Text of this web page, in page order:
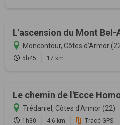
L'ascension du Mont Bel-
Moncontour, Côtes d'Armor
5h45 17 km
Le chemin de l'Ecce
Trédaniel, Côtes d'Armor (22)
1h30 4.6 km Tracé GPS